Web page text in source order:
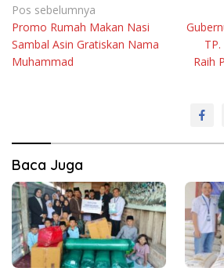
Navigasi
pos
Pos sebelumnya
Promo Rumah Makan Nasi
Sambal Asin Gratiskan Nama
Muhammad
Raih
Baca Juga